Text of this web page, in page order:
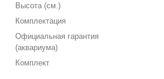
Высота (см.)
Комплектация
Официальная гарантия
(аквариума)
Комплект